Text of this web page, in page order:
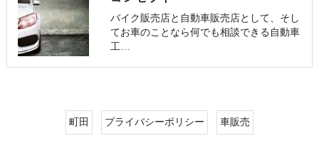
バイク販売店と自動車販売店として、そし
てお車のことなら何でも相談できる自動車
工…
町田 プライバシーポリシー 車販売